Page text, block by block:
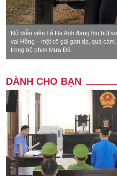
Nữ diễn viên Lê Hạ Anh đang thu hút
vai Hồng – một cô gái gan dạ, quả
trong bộ phim Mưa Đỏ.